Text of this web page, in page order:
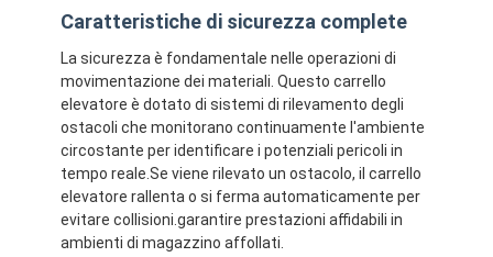
Controllo di qualità
Contattaci
notizie
Tutti i casi
Caratteristiche di sicurezza complete
La sicurezza è fondamentale nelle operazioni di
movimentazione dei materiali. Questo carrello
elevatore è dotato di sistemi di rilevamento degli
ostacoli che monitorano continuamente l'ambiente
circostante per identificare i potenziali pericoli in
tempo reale.Se viene rilevato un ostacolo, il carrello
elevatore rallenta o si ferma automaticamente per
evitare collisioni.garantire prestazioni affidabili in
ambienti di magazzino affollati.